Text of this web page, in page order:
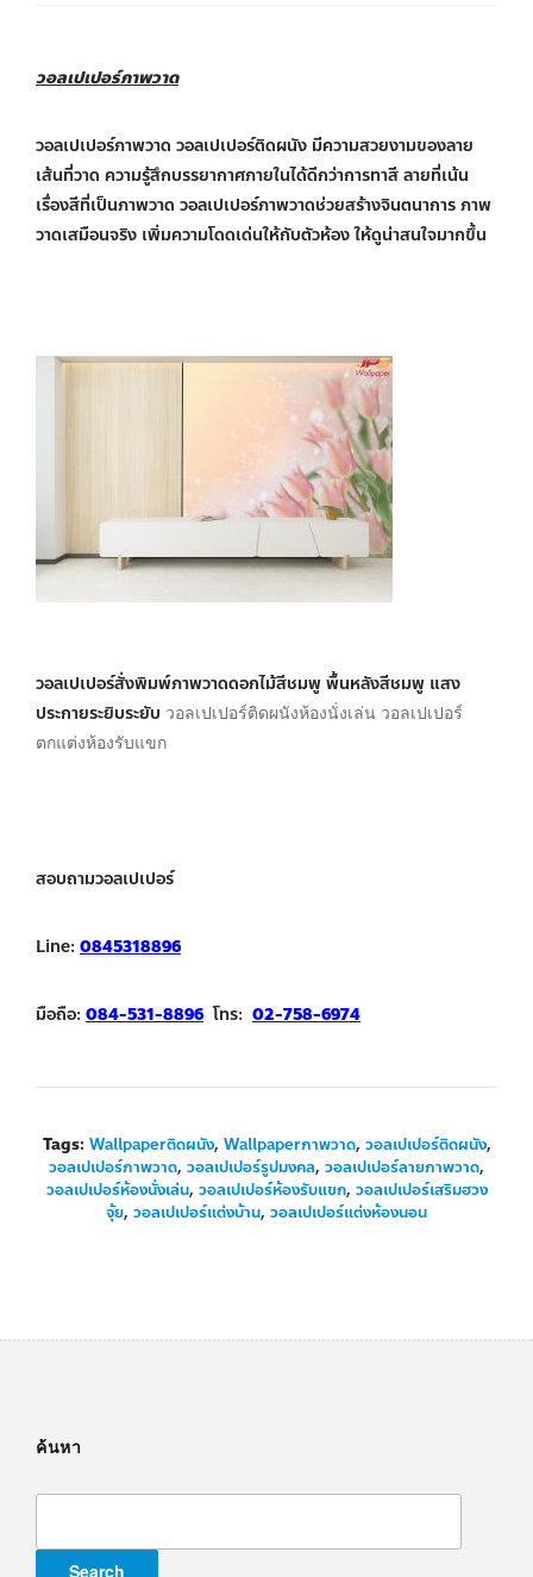
วอลเปเปอร์ภาพวาด
วอลเปเปอร์ภาพวาด วอลเปเปอร์ติดผนัง มีความสวยงามของลาย
เส้นที่วาด ความรู้สึกบรรยากาศภายในได้ดีกว่าการทาสี ลายที่เน้น
เรื่องสีที่เป็นภาพวาด วอลเปเปอร์ภาพวาดช่วยสร้างจินตนาการ ภาพ
วาดเสมือนจริง เพิ่มความโดดเด่นให้กับตัวห้อง ให้ดูน่าสนใจมากขึ้น
วอลเปเปอร์สั่งพิมพ์ภาพวาดดอกไม้สีชมพู พื้นหลังสีชมพู แสง
ประกายระยิบระยับ วอลเปเปอร์ติดผนังห้องนั่งเล่น วอลเปเปอร์
ตกแต่งห้องรับแขก
สอบถามวอลเปเปอร์
Line: 0845318896
มือถือ: 084-531-8896 โทร: 02-758-6974
Tags: Wallpaperติดผนัง, Wallpaperภาพวาด, วอลเปเปอร์ติดผนัง,
วอลเปเปอร์ภาพวาด, วอลเปเปอร์รูปมงคล, วอลเปเปอร์ลายภาพวาด,
วอลเปเปอร์ห้องนั่งเล่น, วอลเปเปอร์ห้องรับแขก, วอลเปเปอร์เสริมฮวง
จุ้ย, วอลเปเปอร์แต่งบ้าน, วอลเปเปอร์แต่งห้องนอน
ค้นหา